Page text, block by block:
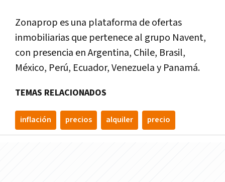
Zonaprop es una plataforma de ofertas
inmobiliarias que pertenece al grupo Navent,
con presencia en Argentina, Chile, Brasil,
México, Perú, Ecuador, Venezuela y Panamá.
TEMAS RELACIONADOS
inflación precios alquiler precio